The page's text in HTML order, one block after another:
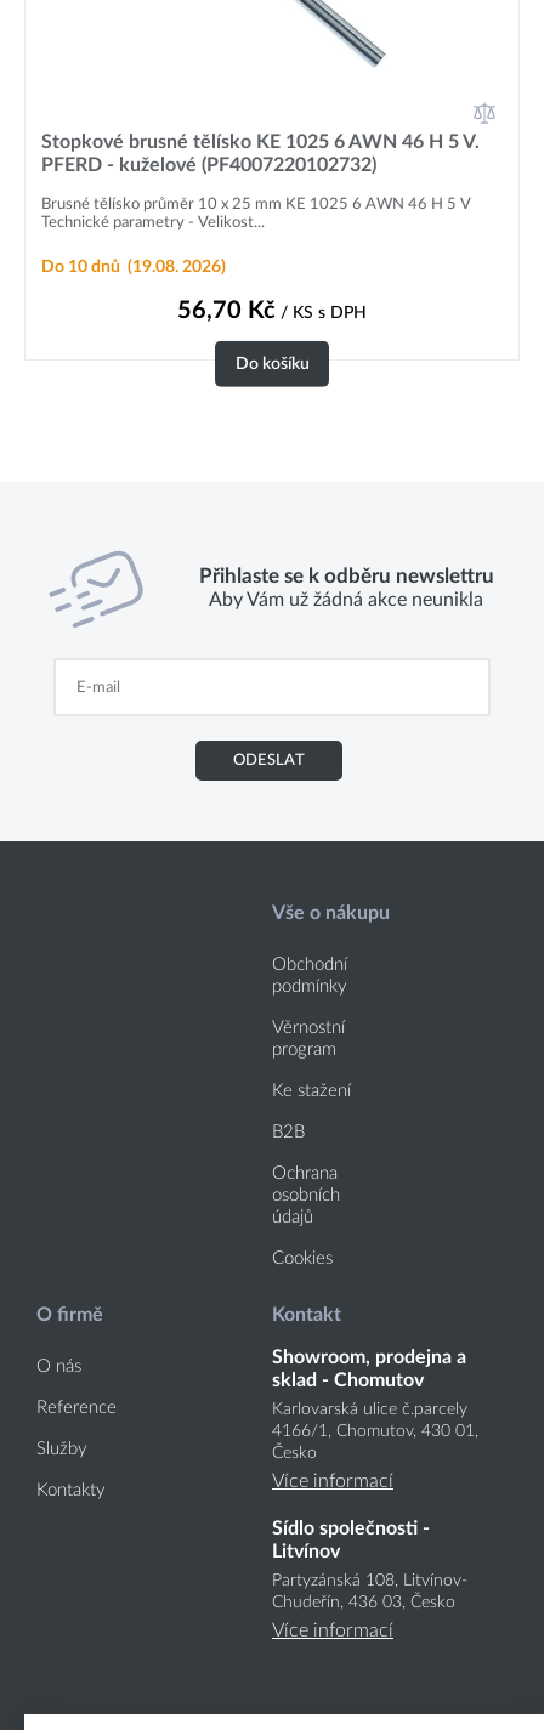
Stopkové brusné tělísko KE 1025 6 AWN 46 H 5 V.
PFERD - kuželové (PF4007220102732)
Brusné tělísko průměr 10 x 25 mm KE 1025 6 AWN 46 H 5 V
Technické parametry - Velikost...
Do 10 dnů (19.08. 2026)
56,70 Kč / KS s DPH
Do košíku
Přihlaste se k odběru newslettru
Aby Vám už žádná akce neunikla
ODESLAT
Vše o nákupu
Obchodní
podmínky
Věrnostní
program
Ke stažení
B2B
Ochrana
osobních
údajů
Cookies
O firmě
O nás
Reference
Služby
Kontakty
Kontakt
Showroom, prodejna a
sklad - Chomutov
Karlovarská ulice č.parcely
4166/1, Chomutov, 430 01,
Česko
Více informací
Sídlo společnosti -
Litvínov
Partyzánská 108, Litvínov-
Chudeřín, 436 03, Česko
Více informací